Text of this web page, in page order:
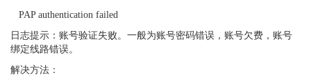
PAP authentication failed
日志提示：账号验证失败。一般为账号密码错误，账号欠费，账号
绑定线路错误。
解决方法：